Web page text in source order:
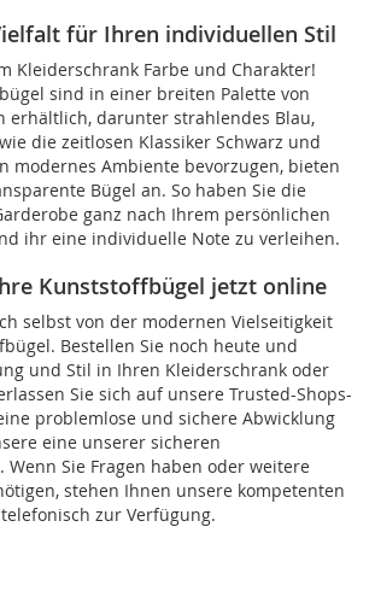
für Ihren individuellen Stil
Kleiderschrank Farbe und Charakter!
sind in einer breiten Palette von
erhältlich, darunter strahlendes Blau,
die zeitlosen Klassiker Schwarz und
modernes Ambiente bevorzugen, bieten
Bügel an. So haben Sie die
ganz nach Ihrem persönlichen
ihr eine individuelle Note zu verleihen.
Kunststoffbügel jetzt online
selbst von der modernen Vielseitigkeit
Bestellen Sie noch heute und
und Stil in Ihren Kleiderschrank oder
Sie sich auf unsere Trusted-Shops-
problemlose und sichere Abwicklung
eine unserer sicheren
Wenn Sie Fragen haben oder weitere
stehen Ihnen unsere kompetenten
zur Verfügung.